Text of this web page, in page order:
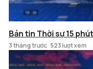
Bản tin Thời sự 15
3 tháng trước 523 lượt xem